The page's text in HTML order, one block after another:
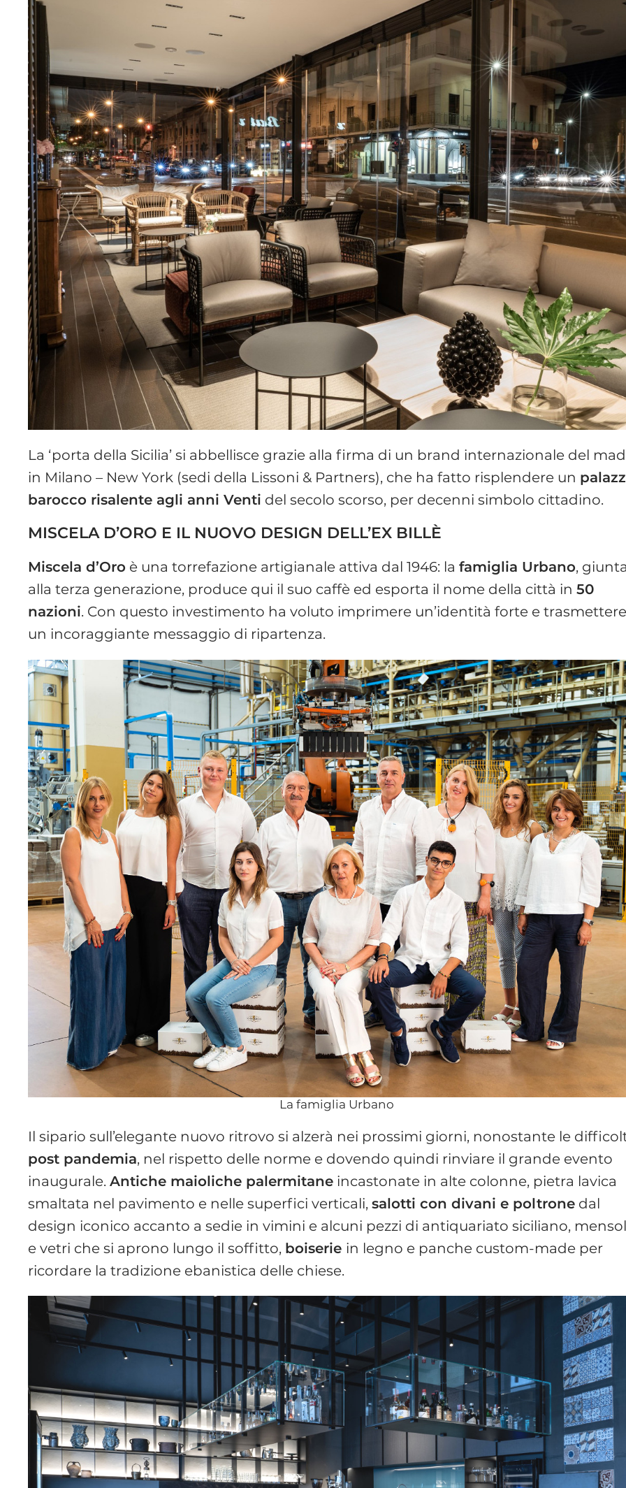
La ‘porta della Sicilia’ si abbellisce grazie alla firma di un brand internazionale del
in Milano – New York (sedi della Lissoni & Partners), che ha fatto risplendere un
barocco risalente agli anni Venti del secolo scorso, per decenni simbolo cittadino.
MISCELA D’ORO E IL NUOVO DESIGN DELL’EX BILLÈ
Miscela d’Oro è una torrefazione artigianale attiva dal 1946: lafamiglia Urbano,
alla terza generazione, produce qui il suo caffè ed esporta il nome della città in50
nazioni. Con questo investimento ha voluto imprimere un’identità forte e
un incoraggiante messaggio di ripartenza.
La famiglia Urbano
Il sipario sull’elegante nuovo ritrovo si alzerà nei prossimi giorni, nonostante le
post pandemia, nel rispetto delle norme e dovendo quindi rinviare il grande evento
inaugurale.Antiche maioliche palermitane incastonate in alte colonne, pietra lavica
smaltata nel pavimento e nelle superfici verticali,salotti con divani e poltrone dal
design iconico accanto a sedie in vimini e alcuni pezzi di antiquariato siciliano,
e vetri che si aprono lungo il soffitto, boiserie in legno e panche custom-made per
ricordare la tradizione ebanistica delle chiese.